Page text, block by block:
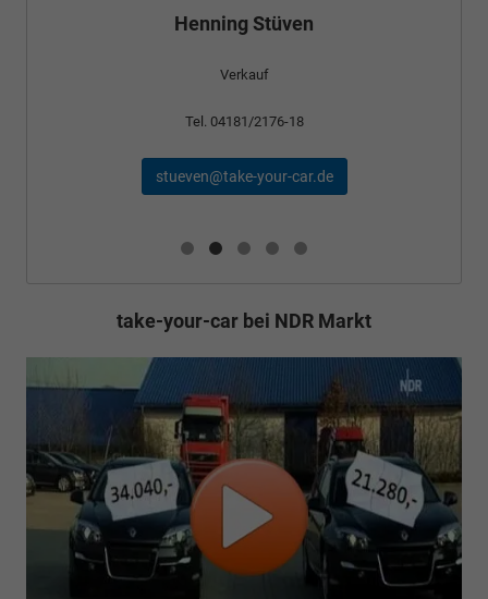
Henning Stüven
Verkauf
Tel. 04181/2176-18
stueven@take-your-car.de
take-your-car bei NDR Markt